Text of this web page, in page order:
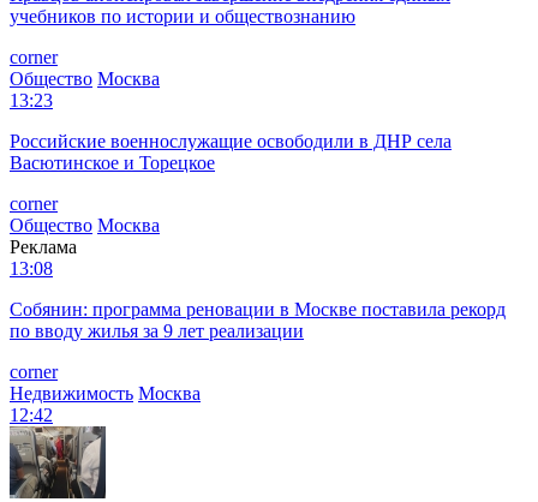
учебников по истории и обществознанию
corner
Общество Москва
13:23
Российские военнослужащие освободили в ДНР села
Васютинское и Торецкое
corner
Общество Москва
Реклама
13:08
Собянин: программа реновации в Москве поставила рекорд
по вводу жилья за 9 лет реализации
corner
Недвижимость Москва
12:42